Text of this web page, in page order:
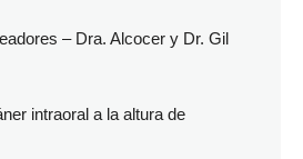
– Dra. Alcocer y Dr. Gil
intraoral a la altura de